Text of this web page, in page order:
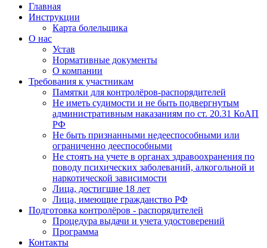
Главная
Инструкции
Карта болельщика
О нас
Устав
Нормативные документы
О компании
Требования к участникам
Памятки для контролёров-распорядителей
Не иметь судимости и не быть подвергнутым
административным наказаниям по ст. 20.31 КоАП
РФ
Не быть признанными недееспособными или
ограниченно дееспособными
Не стоять на учете в органах здравоохранения по
поводу психических заболеваний, алкогольной и
наркотической зависимости
Лица, достигшие 18 лет
Лица, имеющие гражданство РФ
Подготовка контролёров - распорядителей
Процедура выдачи и учета удостоверений
Программа
Контакты